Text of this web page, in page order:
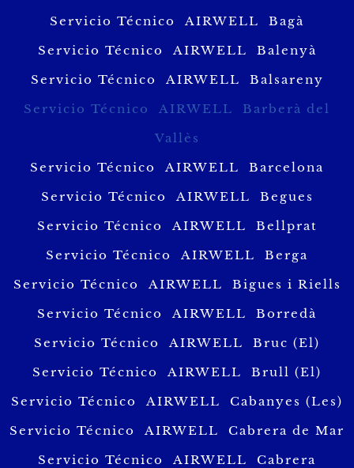
Servicio Técnico AIRWELL Bagà
Servicio Técnico AIRWELL Balenyà
Servicio Técnico AIRWELL Balsareny
Servicio Técnico AIRWELL Barberà del
Vallès
Servicio Técnico AIRWELL Barcelona
Servicio Técnico AIRWELL Begues
Servicio Técnico AIRWELL Bellprat
Servicio Técnico AIRWELL Berga
Servicio Técnico AIRWELL Bigues i Riells
Servicio Técnico AIRWELL Borredà
Servicio Técnico AIRWELL Bruc (El)
Servicio Técnico AIRWELL Brull (El)
Servicio Técnico AIRWELL Cabanyes (Les)
Servicio Técnico AIRWELL Cabrera de Mar
Servicio Técnico AIRWELL Cabrera